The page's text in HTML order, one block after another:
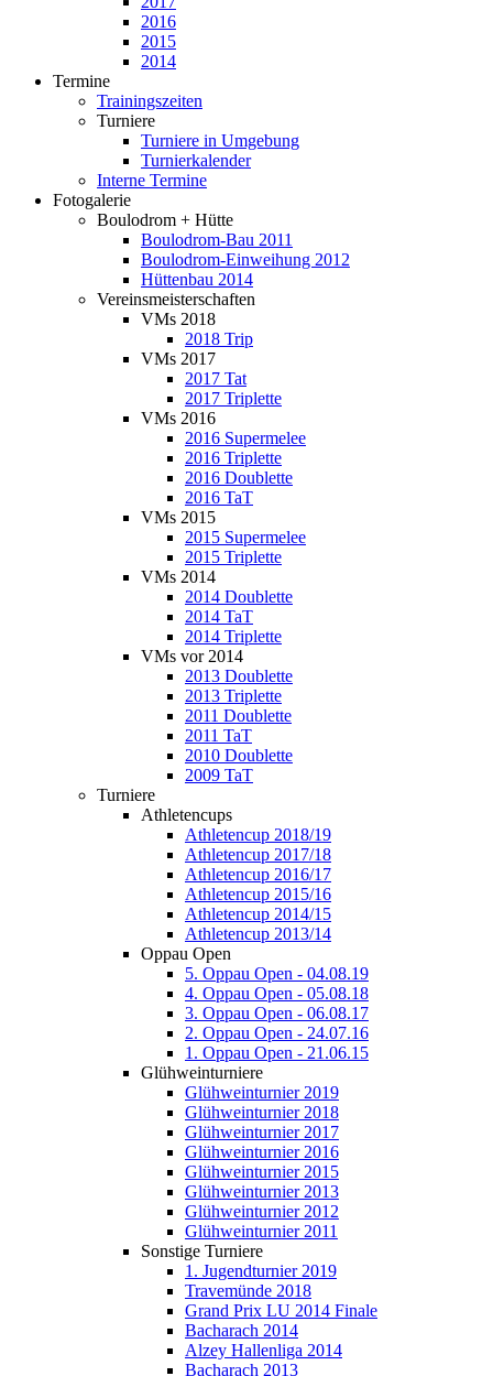
2016
2015
2014
Termine
Trainingszeiten
Turniere
Turniere in Umgebung
Turnierkalender
Interne Termine
Fotogalerie
Boulodrom + Hütte
Boulodrom-Bau 2011
Boulodrom-Einweihung 2012
Hüttenbau 2014
Vereinsmeisterschaften
VMs 2018
2018 Trip
VMs 2017
2017 Tat
2017 Triplette
VMs 2016
2016 Supermelee
2016 Triplette
2016 Doublette
2016 TaT
VMs 2015
2015 Supermelee
2015 Triplette
VMs 2014
2014 Doublette
2014 TaT
2014 Triplette
VMs vor 2014
2013 Doublette
2013 Triplette
2011 Doublette
2011 TaT
2010 Doublette
2009 TaT
Turniere
Athletencups
Athletencup 2018/19
Athletencup 2017/18
Athletencup 2016/17
Athletencup 2015/16
Athletencup 2014/15
Athletencup 2013/14
Oppau Open
5. Oppau Open - 04.08.19
4. Oppau Open - 05.08.18
3. Oppau Open - 06.08.17
2. Oppau Open - 24.07.16
1. Oppau Open - 21.06.15
Glühweinturniere
Glühweinturnier 2019
Glühweinturnier 2018
Glühweinturnier 2017
Glühweinturnier 2016
Glühweinturnier 2015
Glühweinturnier 2013
Glühweinturnier 2012
Glühweinturnier 2011
Sonstige Turniere
1. Jugendturnier 2019
Travemünde 2018
Grand Prix LU 2014 Finale
Bacharach 2014
Alzey Hallenliga 2014
Bacharach 2013